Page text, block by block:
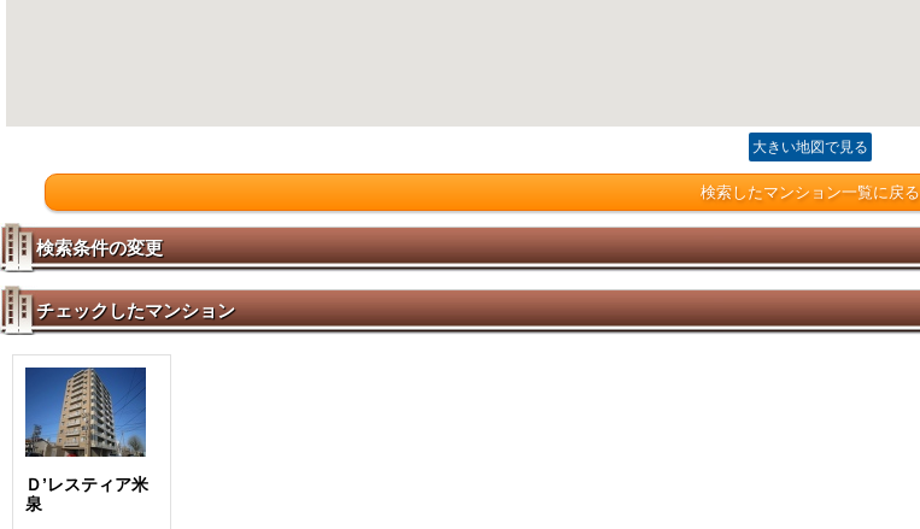
大きい地図で見る
検索したマンション一覧に戻る
検索条件の変更
チェックしたマンション
Ｄ’レスティア米
泉